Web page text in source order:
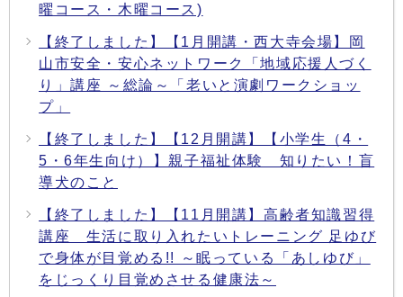
曜コース・木曜コース)
【終了しました】【1月開講・西大寺会場】岡
山市安全・安心ネットワーク「地域応援人づく
り」講座 ～総論～「老いと演劇ワークショッ
プ」
【終了しました】【12月開講】【小学生（4・
5・6年生向け）】親子福祉体験 知りたい！盲
導犬のこと
【終了しました】【11月開講】高齢者知識習得
講座 生活に取り入れたいトレーニング 足ゆび
で身体が目覚める!! ～眠っている「あしゆび」
をじっくり目覚めさせる健康法～